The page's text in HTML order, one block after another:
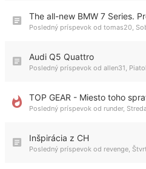
The all-new BMW 7 Series.
Posledný príspevok od tomas20
Audi Q5 Quattro
Posledný príspevok od allen31
TOP GEAR - Miesto toho
Posledný príspevok od runder,
Inšpirácia z CH
Posledný príspevok od revenge